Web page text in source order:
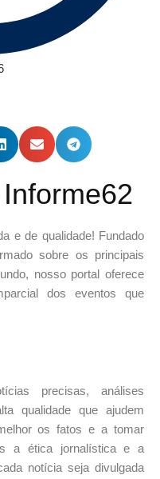
e de qualidade! Fundado
sobre os principais
nosso portal oferece
dos eventos que
precisas, análises
qualidade que ajudem
os fatos e a tomar
a ética jornalística e a
notícia seja divulgada